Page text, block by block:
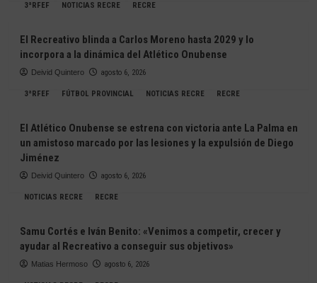
3ªRFEF NOTICIAS RECRE RECRE
El Recreativo blinda a Carlos Moreno hasta 2029 y lo
incorpora a la dinámica del Atlético Onubense
Deivid Quintero agosto 6, 2026
3ªRFEF FÚTBOL PROVINCIAL NOTICIAS RECRE RECRE
El Atlético Onubense se estrena con victoria ante La Palma en
un amistoso marcado por las lesiones y la expulsión de Diego
Jiménez
Deivid Quintero agosto 6, 2026
NOTICIAS RECRE RECRE
Samu Cortés e Iván Benito: «Venimos a competir, crecer y
ayudar al Recreativo a conseguir sus objetivos»
Matias Hermoso agosto 6, 2026